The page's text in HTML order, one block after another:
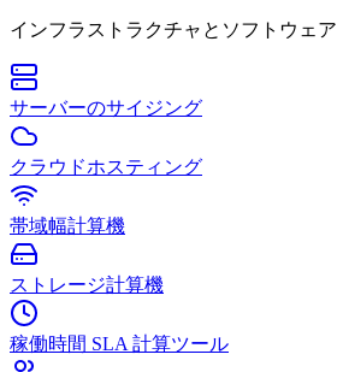
インフラストラクチャとソフトウェア
サーバーのサイジング
クラウドホスティング
帯域幅計算機
ストレージ計算機
稼働時間 SLA 計算ツール